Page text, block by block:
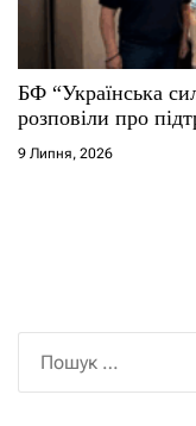
БФ “Українська
розповіли про
9 Липня, 2026